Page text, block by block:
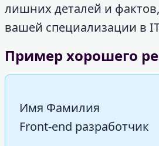
лишних деталей и
вашей специализации в
Пример хорошего
Имя Фамилия
Front-end разработчик